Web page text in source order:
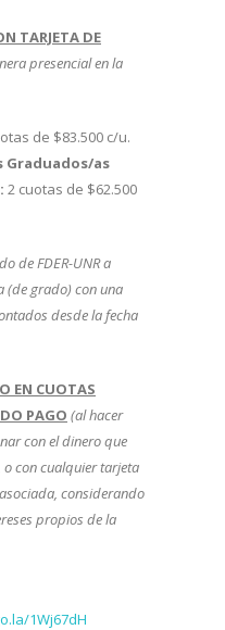
TARJETA DE
presencial en la
de $83.500 c/u.
Graduados/as
2 cuotas de $62.500
de FDER-UNR a
(de grado) con una
desde la fecha
EN CUOTAS
PAGO (al hacer
con el dinero que
con cualquier tarjeta
considerando
propios de la
1Wj67dH